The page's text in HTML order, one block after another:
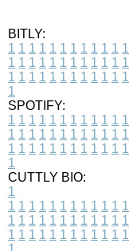
BITLY:
1 1 1 1 1 1 1 1 1 1 1 1
1 1 1 1 1 1 1 1 1 1 1 1
1 1 1 1 1 1 1 1 1 1 1 1
1
SPOTIFY:
1 1 1 1 1 1 1 1 1 1 1 1
1 1 1 1 1 1 1 1 1 1 1 1
1 1 1 1 1 1 1 1 1 1 1 1
1
CUTTLY BIO:
1
1 1 1 1 1 1 1 1 1 1 1 1
1 1 1 1 1 1 1 1 1 1 1 1
1 1 1 1 1 1 1 1 1 1 1 1